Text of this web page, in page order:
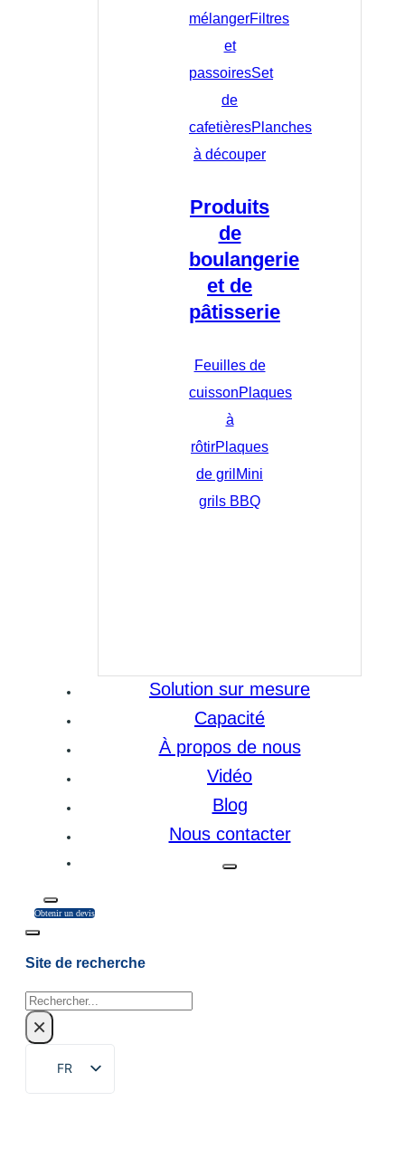
mélangerFiltres
et
passoiresSet
de
cafetièresPlanches
à découper
Produits
de
boulangerie
et de
pâtisserie
Feuilles de
cuissonPlaques
à
rôtirPlaques
de gril Mini
grils BBQ
Solution sur mesure
Capacité
À propos de nous
Vidéo
Blog
Nous contacter
Obtenir un devis
Site de recherche
Rechercher
×
FR
EN